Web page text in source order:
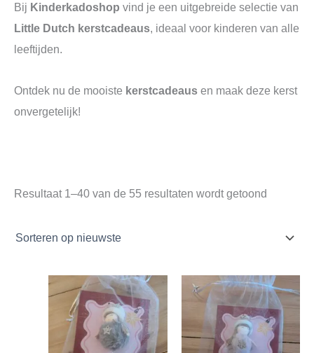
Bij Kinderkadoshop vind je een uitgebreide selectie van
Little Dutch kerstcadeaus, ideaal voor kinderen van alle
leeftijden.
Ontdek nu de mooiste kerstcadeaus en maak deze kerst
onvergetelijk!
Resultaat 1–40 van de 55 resultaten wordt getoond
Oorspronkelijke
prijs
was:
€4,99.
Huidige
prijs
is:
€3,99.
Oorspronkelijke
prijs
was:
€4,99.
Huidige
prijs
is:
€3,99.